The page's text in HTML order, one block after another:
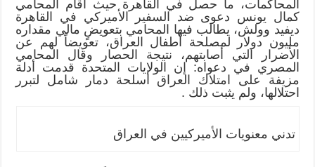
المحاكمات، ما حصل في القاهرة حيث أقام المحامي
كمال يونس دعوى ضد السفير الأميركي في القاهرة
ديفيد وولش، يطالب فيها المحامي بتعويضٍ مالي مقداره
مليون دولار لمصلحة أطفال العراق، تعويضاً لهم عن
الأضرار التي أصابتهم، نتيجة الحصار وقال المحامي
المصري في دعواه: إن الولايات المتحدة قدمت أدلة
مزيفة على امتلاك العراق أسلحة دمار شامل لتبرر
احتلالها، ولم يثبت ذلك .
تدني معنويات الأميركيين في العراق